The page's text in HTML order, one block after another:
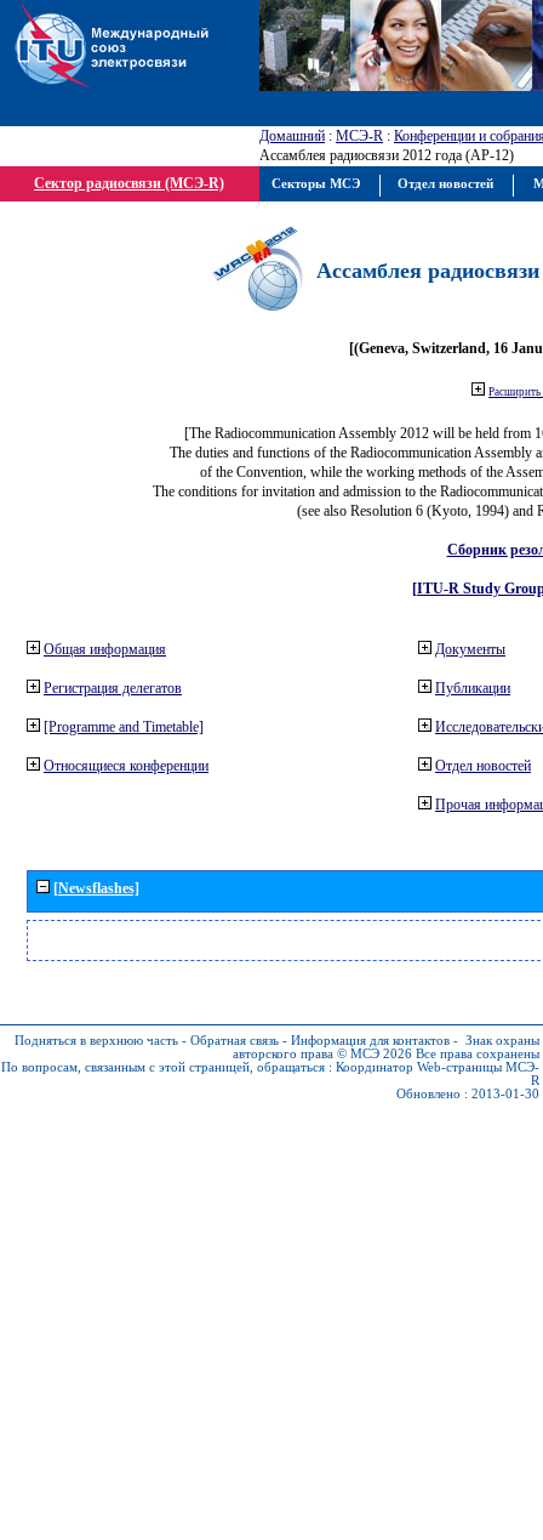
Домашний : МСЭ-R : Конференции и
Ассамблея радиосвязи 2012 года (АР-12)
Сектор радиосвязи (МСЭ-R)
Ассамблея
[(Geneva, Switzerland, 16
Расширить
[The Radiocommunication Assembly 2012 will be held from
The duties and functions of the Radiocommunication
of the Convention, while the working methods of the
The conditions for invitation and admission to the
(see also Resolution 6 (Kyoto, 1994) and
Сборник
[ITU-R Study
Общая информация
Регистрация делегатов
[Programme and Timetable]
Относящиеся конференции
Документы
Публикации
Отдел новостей
Прочая
[Newsflashes]
Подняться в верхнюю часть - Обратная связь - Информация для контактов - Знак охраны
авторского права © МСЭ 2026 Все права сохранены
По вопросам, связанным с этой страницей, обращаться : Координатор Web-страницы МСЭ-
R
Обновлено : 2013-01-30
Секторы МСЭ Отдел новостей